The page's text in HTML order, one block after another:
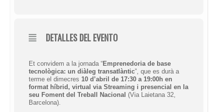
DETALLES DEL EVENTO
Et convidem a la jornada “Emprenedoria de base
tecnològica: un diàleg transatlàntic”, que es durà a
terme el dimecres 10 d’abril de 17:30 a 19:00h en
format híbrid, virtual via Streaming i presencial en la
seu Foment del Treball Nacional (Via Laietana 32,
Barcelona).